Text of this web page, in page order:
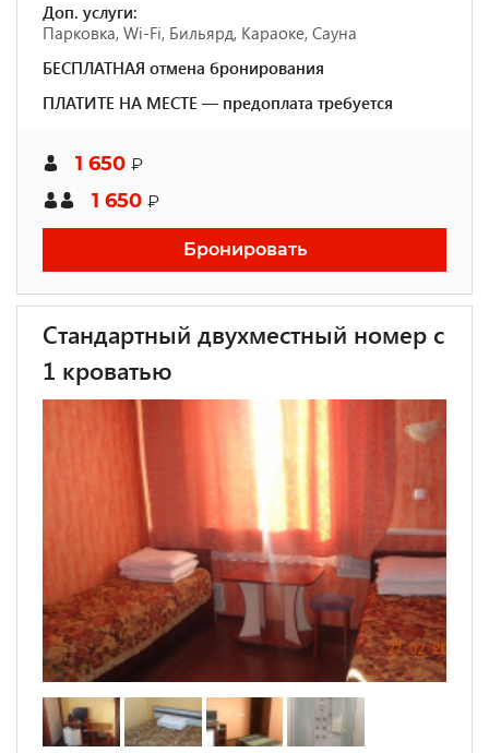
Доп. услуги:
Парковка, Wi-Fi, Бильярд, Караоке, Сауна
БЕСПЛАТНАЯ отмена бронирования
ПЛАТИТЕ НА МЕСТЕ — предоплата требуется
1 650 ₽
1 650 ₽
Бронировать
Стандартный двухместный номер с
1 кроватью